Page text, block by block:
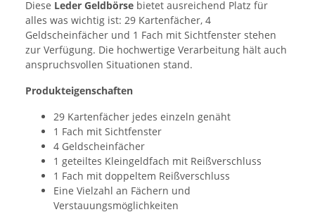
Diese Leder Geldbörse bietet ausreichend Platz für
alles was wichtig ist: 29 Kartenfächer, 4
Geldscheinfächer und 1 Fach mit Sichtfenster stehen
zur Verfügung. Die hochwertige Verarbeitung hält auch
anspruchsvollen Situationen stand.
Produkteigenschaften
29 Kartenfächer jedes einzeln genäht
1 Fach mit Sichtfenster
4 Geldscheinfächer
1 geteiltes Kleingeldfach mit Reißverschluss
1 Fach mit doppeltem Reißverschluss
Eine Vielzahl an Fächern und
Verstauungsmöglichkeiten